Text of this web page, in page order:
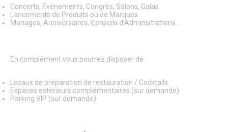
Senlis Ensemble
FOCUS – Le Pays d’Art et d’Histoire
Musées de Senlis – Guide d’activités
Passeport du civisme
Signaler un problème de distribution
LA MAIRIE
Le Maire
Concerts, Évènements, Congrès, Salons, Galas
Lancements de Produits ou de Marques
Mariages, Anniversaires, Conseils d’Administrations…
En complément vous pourrez disposer de :
Locaux de préparation de restauration / Cocktails
Espaces extérieurs complémentaires (sur demande)
Parking VIP (sur demande)